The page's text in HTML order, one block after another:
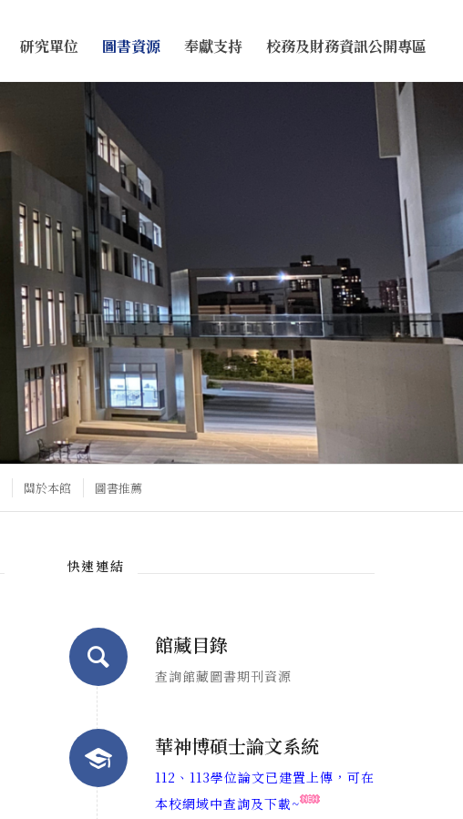
研究單位 圖書資源 奉獻支持 校務及財務資訊公開專區
關於本館 圖書推薦
快速連結
館藏目錄
查詢館藏圖書期刊資源
華神博碩士論文系統
112、113學位論文已建置上傳，可在
本校網域中查詢及下載~